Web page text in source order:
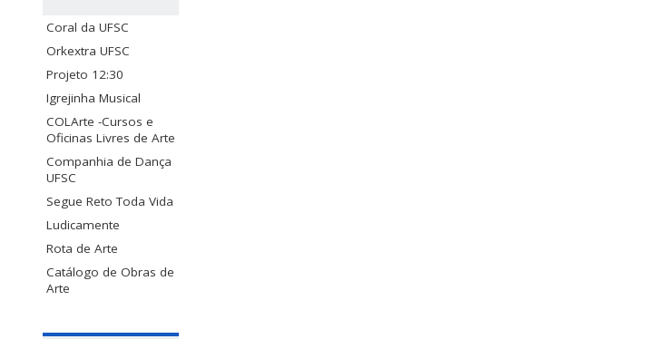
Coral da UFSC
Orkextra UFSC
Projeto 12:30
Igrejinha Musical
COLArte -Cursos e
Oficinas Livres de Arte
Companhia de Dança
UFSC
Segue Reto Toda Vida
Ludicamente
Rota de Arte
Catálogo de Obras de
Arte